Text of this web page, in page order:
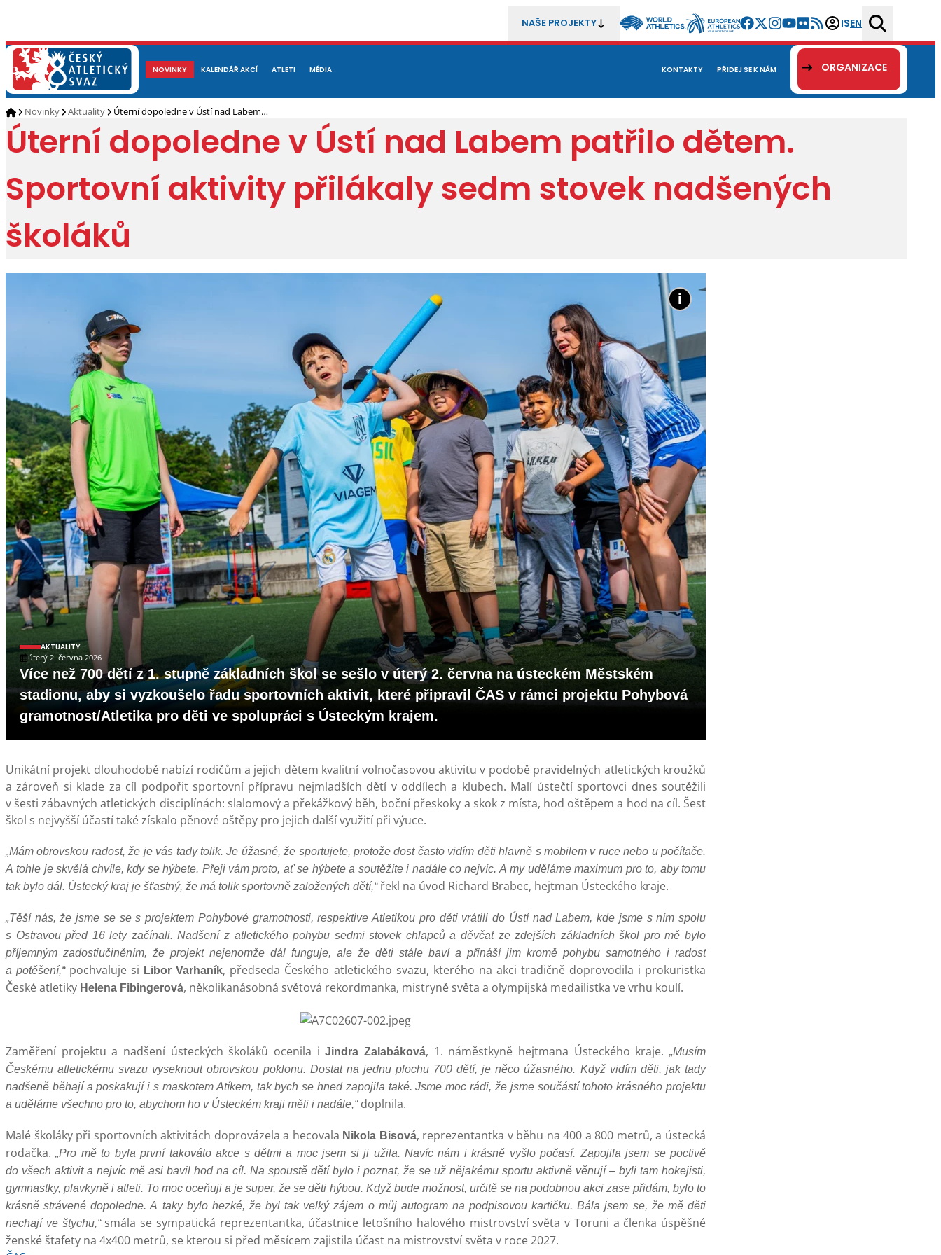
NAŠE PROJEKTY ISEN
NOVINKY KALENDÁŘ AKCÍ ATLETI MÉDIA
O NÁS ČLENOVÉ DOKUMENTY REPREZENTACE KONTAKTY PŘIDEJ SE K NÁM ORGANIZACE
Novinky Aktuality Úterní dopoledne v Ústí nad Labem…
Úterní dopoledne v Ústí nad Labem patřilo dětem.
Sportovní aktivity přilákaly sedm stovek nadšených
školáků
AKTUALITY
úterý 2. června 2026
Více než 700 dětí z 1. stupně základních škol se sešlo v úterý 2. června na ústeckém Městském
stadionu, aby si vyzkoušelo řadu sportovních aktivit, které připravil ČAS v rámci projektu Pohybová
gramotnost/Atletika pro děti ve spolupráci s Ústeckým krajem.
Unikátní projekt dlouhodobě nabízí rodičům a jejich dětem kvalitní volnočasovou aktivitu v podobě pravidelných atletických kroužků
a zároveň si klade za cíl podpořit sportovní přípravu nejmladších dětí v oddílech a klubech. Malí ústečtí sportovci dnes soutěžili
v šesti zábavných atletických disciplínách: slalomový a překážkový běh, boční přeskoky a skok z místa, hod oštěpem a hod na cíl. Šest
škol s nejvyšší účastí také získalo pěnové oštěpy pro jejich další využití při výuce.
„Mám obrovskou radost, že je vás tady tolik. Je úžasné, že sportujete, protože dost často vidím děti hlavně s mobilem v ruce nebo u počítače.
A tohle je skvělá chvíle, kdy se hýbete. Přeji vám proto, ať se hýbete a soutěžíte i nadále co nejvíc. A my uděláme maximum pro to, aby tomu
tak bylo dál. Ústecký kraj je šťastný, že má tolik sportovně založených dětí,“řekl na úvod Richard Brabec, hejtman Ústeckého kraje.
„Těší nás, že jsme se se s projektem Pohybové gramotnosti, respektive Atletikou pro děti vrátili do Ústí nad Labem, kde jsme s ním spolu
s Ostravou před 16 lety začínali. Nadšení z atletického pohybu sedmi stovek chlapců a děvčat ze zdejších základních škol pro mě bylo
příjemným zadostiučiněním, že projekt nejenomže dál funguje, ale že děti stále baví a přináší jim kromě pohybu samotného i radost
a potěšení,“pochvaluje si Libor Varhaník, předseda Českého atletického svazu, kterého na akci tradičně doprovodila i prokuristka
České atletiky Helena Fibingerová, několikanásobná světová rekordmanka, mistryně světa a olympijská medailistka ve vrhu koulí.
Zaměření projektu a nadšení ústeckých školáků ocenila iJindra Zalabáková, 1. náměstkyně hejtmana Ústeckého kraje.„Musím
Českému atletickému svazu vyseknout obrovskou poklonu. Dostat na jednu plochu 700 dětí, je něco úžasného. Když vidím děti, jak tady
nadšeně běhají a poskakují i s maskotem Atíkem, tak bych se hned zapojila také. Jsme moc rádi, že jsme součástí tohoto krásného projektu
a uděláme všechno pro to, abychom ho v Ústeckém kraji měli i nadále,“doplnila.
Malé školáky při sportovních aktivitách doprovázela a hecovala Nikola Bisová, reprezentantka v běhu na 400 a 800 metrů, a ústecká
rodačka.„Pro mě to byla první takováto akce s dětmi a moc jsem si ji užila. Navíc nám i krásně vyšlo počasí. Zapojila jsem se poctivě
do všech aktivit a nejvíc mě asi bavil hod na cíl. Na spoustě dětí bylo i poznat, že se už nějakému sportu aktivně věnují – byli tam hokejisti,
gymnastky, plavkyně i atleti. To moc oceňuji a je super, že se děti hýbou. Když bude možnost, určitě se na podobnou akci zase přidám, bylo to
krásně strávené dopoledne. A taky bylo hezké, že byl tak velký zájem o můj autogram na podpisovou kartičku. Bála jsem se, že mě děti
nechají ve štychu,“ smála se sympatická reprezentantka, účastnice letošního halového mistrovství světa v Toruni a členka úspěšné
ženské štafety na 4x400 metrů, se kterou si před měsícem zajistila účast na mistrovství světa v roce 2027.